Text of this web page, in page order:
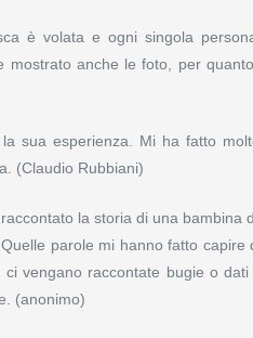
è volata e ogni singola
mostrato anche le foto, per
sua esperienza. Mi ha fatto
(Claudio Rubbiani)
la storia di una bambina
parole mi hanno fatto capire
vengano raccontate bugie o
(anonimo)